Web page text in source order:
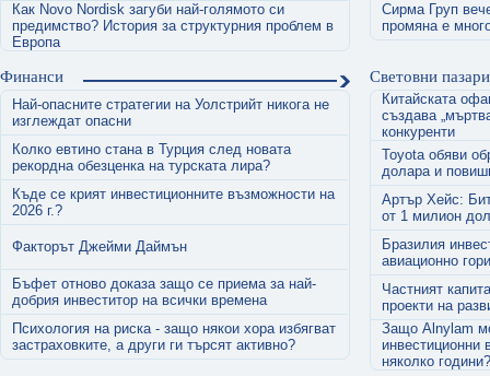
Как Novo Nordisk загуби най-голямото си
предимство? История за структурния проблем в
Европа
Сирма Груп
промяна е
Финанси
Най-опасните стратегии на Уолстрийт никога не
изглеждат опасни
Колко евтино стана в Турция след новата
рекордна обезценка на турската лира?
Къде се крият инвестиционните възможности на
2026 г.?
Факторът Джейми Даймън
Бъфет отново доказа защо се приема за най-
добрия инвеститор на всички времена
Психология на риска - защо някои хора избягват
застраховките, а други ги търсят активно?
Световни пазари
Китайската
създава
конкуренти
Toyota обяви
долара и
Артър Хейс:
от 1 милион
Бразилия
авиационно
Частният
проекти на
Защо Alnylam
инвестиционни
няколко години?